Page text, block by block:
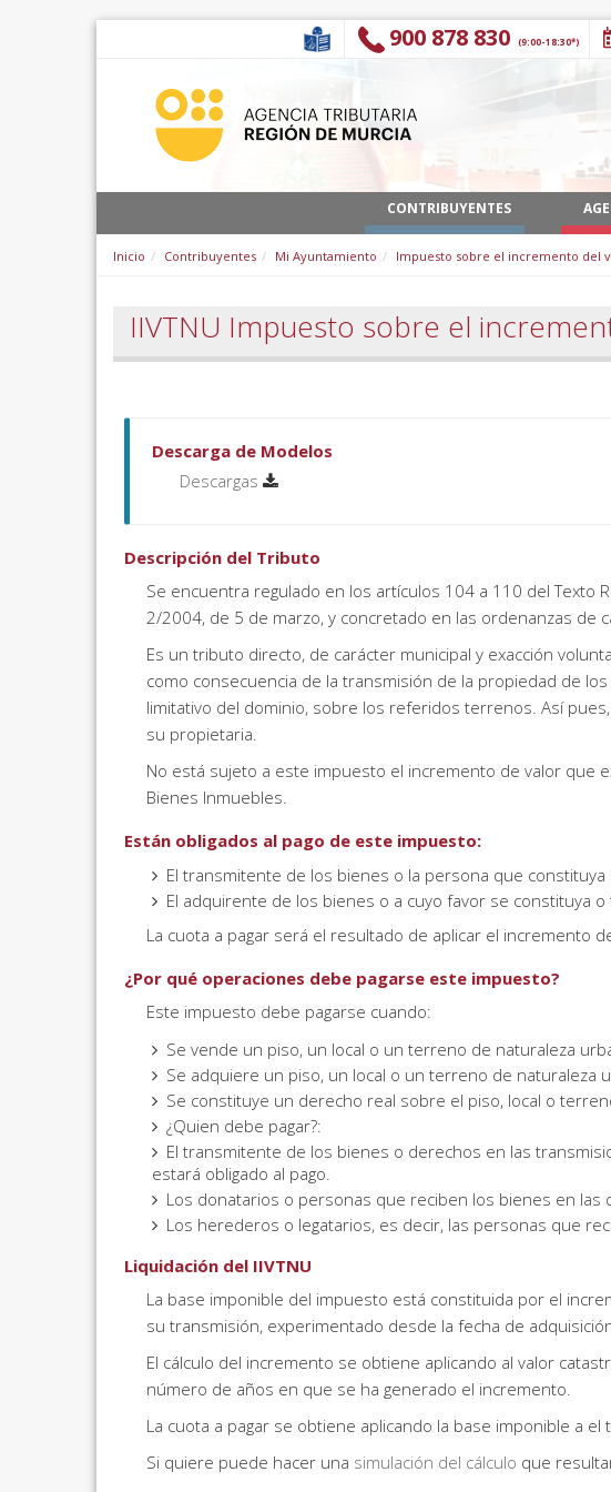
900 878 830 (9:00-18:30*)
CONTRIBUYENTES
Inicio Contribuyentes Mi Ayuntamiento Impuesto sobre el incremento del
IIVTNU Impuesto sobre el
Descarga de Modelos
Descargas
Descripción del Tributo
Se encuentra regulado en los artículos 104 a 110 del Texto
2/2004, de 5 de marzo, y concretado en las ordenanzas de
Es un tributo directo, de carácter municipal y exacción
como consecuencia de la transmisión de la propiedad de
limitativo del dominio, sobre los referidos terrenos. Así
su propietaria.
No está sujeto a este impuesto el incremento de valor
Bienes Inmuebles.
Están obligados al pago de este impuesto:
El transmitente de los bienes o la persona que
El adquirente de los bienes o a cuyo favor se constituya
La cuota a pagar será el resultado de aplicar el incremento
¿Por qué operaciones debe pagarse este impuesto?
Este impuesto debe pagarse cuando:
Se vende un piso, un local o un terreno de naturaleza
Se adquiere un piso, un local o un terreno de naturaleza
Se constituye un derecho real sobre el piso, local o
¿Quien debe pagar?:
El transmitente de los bienes o derechos en las
estará obligado al pago.
Los donatarios o personas que reciben los bienes en las
Los herederos o legatarios, es decir, las personas que
Liquidación del IIVTNU
La base imponible del impuesto está constituida por el
su transmisión, experimentado desde la fecha de
El cálculo del incremento se obtiene aplicando al valor
número de años en que se ha generado el incremento.
La cuota a pagar se obtiene aplicando la base imponible a
Si quiere puede hacer una simulación del cálculo que